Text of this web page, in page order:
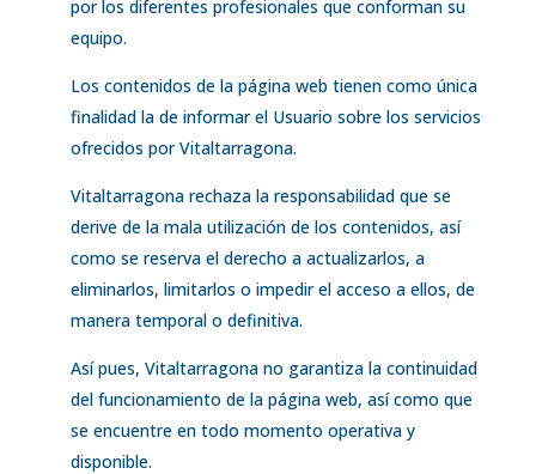
por los diferentes profesionales que conforman su
equipo.
Los contenidos de la página web tienen como única
finalidad la de informar el Usuario sobre los servicios
ofrecidos por Vitaltarragona.
Vitaltarragona rechaza la responsabilidad que se
derive de la mala utilización de los contenidos, así
como se reserva el derecho a actualizarlos, a
eliminarlos, limitarlos o impedir el acceso a ellos, de
manera temporal o definitiva.
Así pues, Vitaltarragona no garantiza la continuidad
del funcionamiento de la página web, así como que
se encuentre en todo momento operativa y
disponible.